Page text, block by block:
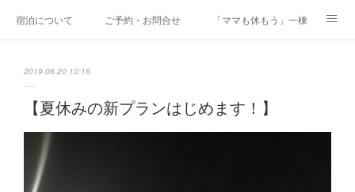
宿泊について ご予約・お問合せ 「ママも休もう」一棟貸しファ
2019.06.20 10:16
【夏休みの新プランはじめます！】